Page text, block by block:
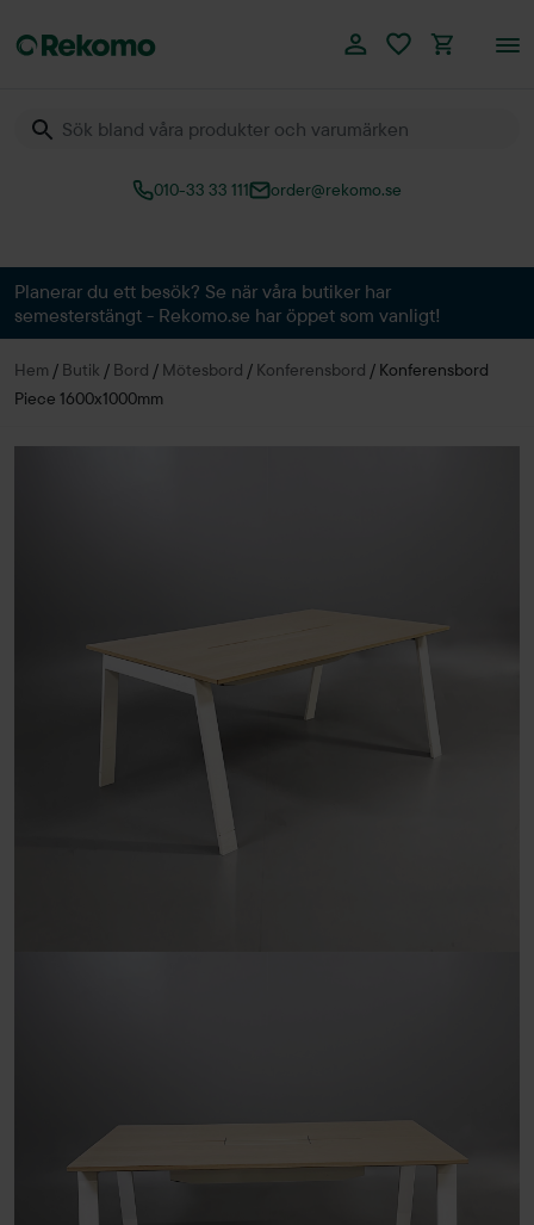
010-33 33 111 order@rekomo.se
Planerar du ett besök? Se när våra butiker har
semesterstängt - Rekomo.se har öppet som vanligt!
Hem / Butik / Bord / Mötesbord / Konferensbord / Konferensbord
Piece 1600x1000mm